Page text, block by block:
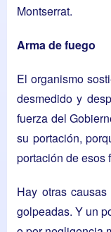
Montserrat.
Arma de fuego
El organismo
desmedido y
fuerza del
su portación,
portación de esos
Hay otras
golpeadas. Y un